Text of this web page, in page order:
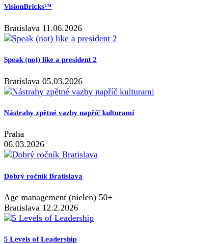
VisionBricks™
Bratislava 11.06.2026
Speak (not) like a president 2
Bratislava 05.03.2026
Nástrahy zpětné vazby napříč kulturami
Praha
06.03.2026
Dobrý ročník Bratislava
Age management (nielen) 50+
Bratislava 12.2.2026
5 Levels of Leadership